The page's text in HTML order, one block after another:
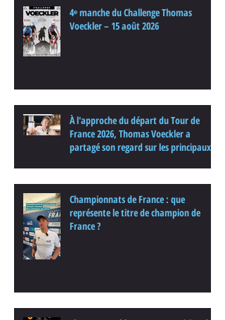
4ᵉ manche du Challenge Thomas
Voeckler – 15 août 2026
À l'approche du départ du Tour de
France 2026, Thomas Voeckler a
partagé son regard sur les principaux
Championnats de France : que
représente le titre de champion de
France ?